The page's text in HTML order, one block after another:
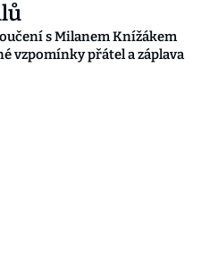
s Milanem Knížákem
vzpomínky přátel a záplava